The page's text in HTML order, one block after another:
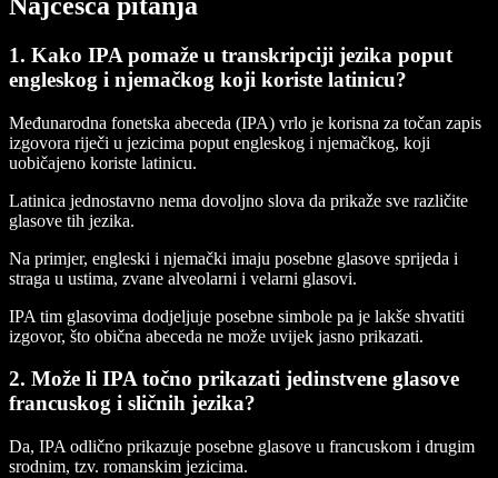
1. Kako IPA pomaže u transkripciji jezika poput
engleskog i njemačkog koji koriste latinicu?
Međunarodna fonetska abeceda (IPA) vrlo je korisna za točan zapis
izgovora riječi u jezicima poput engleskog i njemačkog, koji
uobičajeno koriste latinicu.
Latinica jednostavno nema dovoljno slova da prikaže sve različite
glasove tih jezika.
Na primjer, engleski i njemački imaju posebne glasove sprijeda i
straga u ustima, zvane alveolarni i velarni glasovi.
IPA tim glasovima dodjeljuje posebne simbole pa je lakše shvatiti
izgovor, što obična abeceda ne može uvijek jasno prikazati.
2. Može li IPA točno prikazati jedinstvene glasove
francuskog i sličnih jezika?
Da, IPA odlično prikazuje posebne glasove u francuskom i drugim
srodnim, tzv. romanskim jezicima.